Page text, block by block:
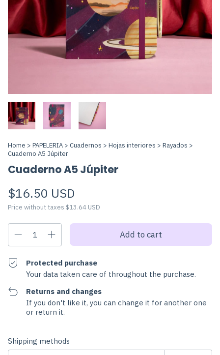
Home > PAPELERIA > Cuadernos > Hojas interiores > Rayados >
Cuaderno A5 Júpiter
Cuaderno A5 Júpiter
$16.50 USD
Price without taxes $13.64 USD
Protected purchase
Your data taken care of throughout the purchase.
Returns and changes
If you don't like it, you can change it for another one
or return it.
Shipping for zipcode:
Shipping methods